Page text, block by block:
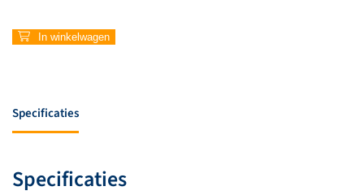
306
–
aantal
In winkelwagen
Specificaties
Specificaties